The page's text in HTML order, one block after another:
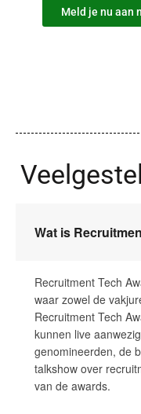
Meld je nu aan
Wat is
Recruitment Tech
waar zowel de
Recruitment Tech
kunnen live
genomineerden, de
talkshow over
van de awards.